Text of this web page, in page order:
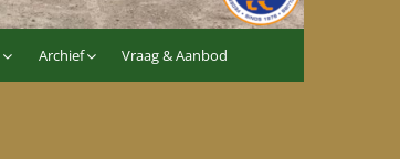
Archief Vraag & Aanbod